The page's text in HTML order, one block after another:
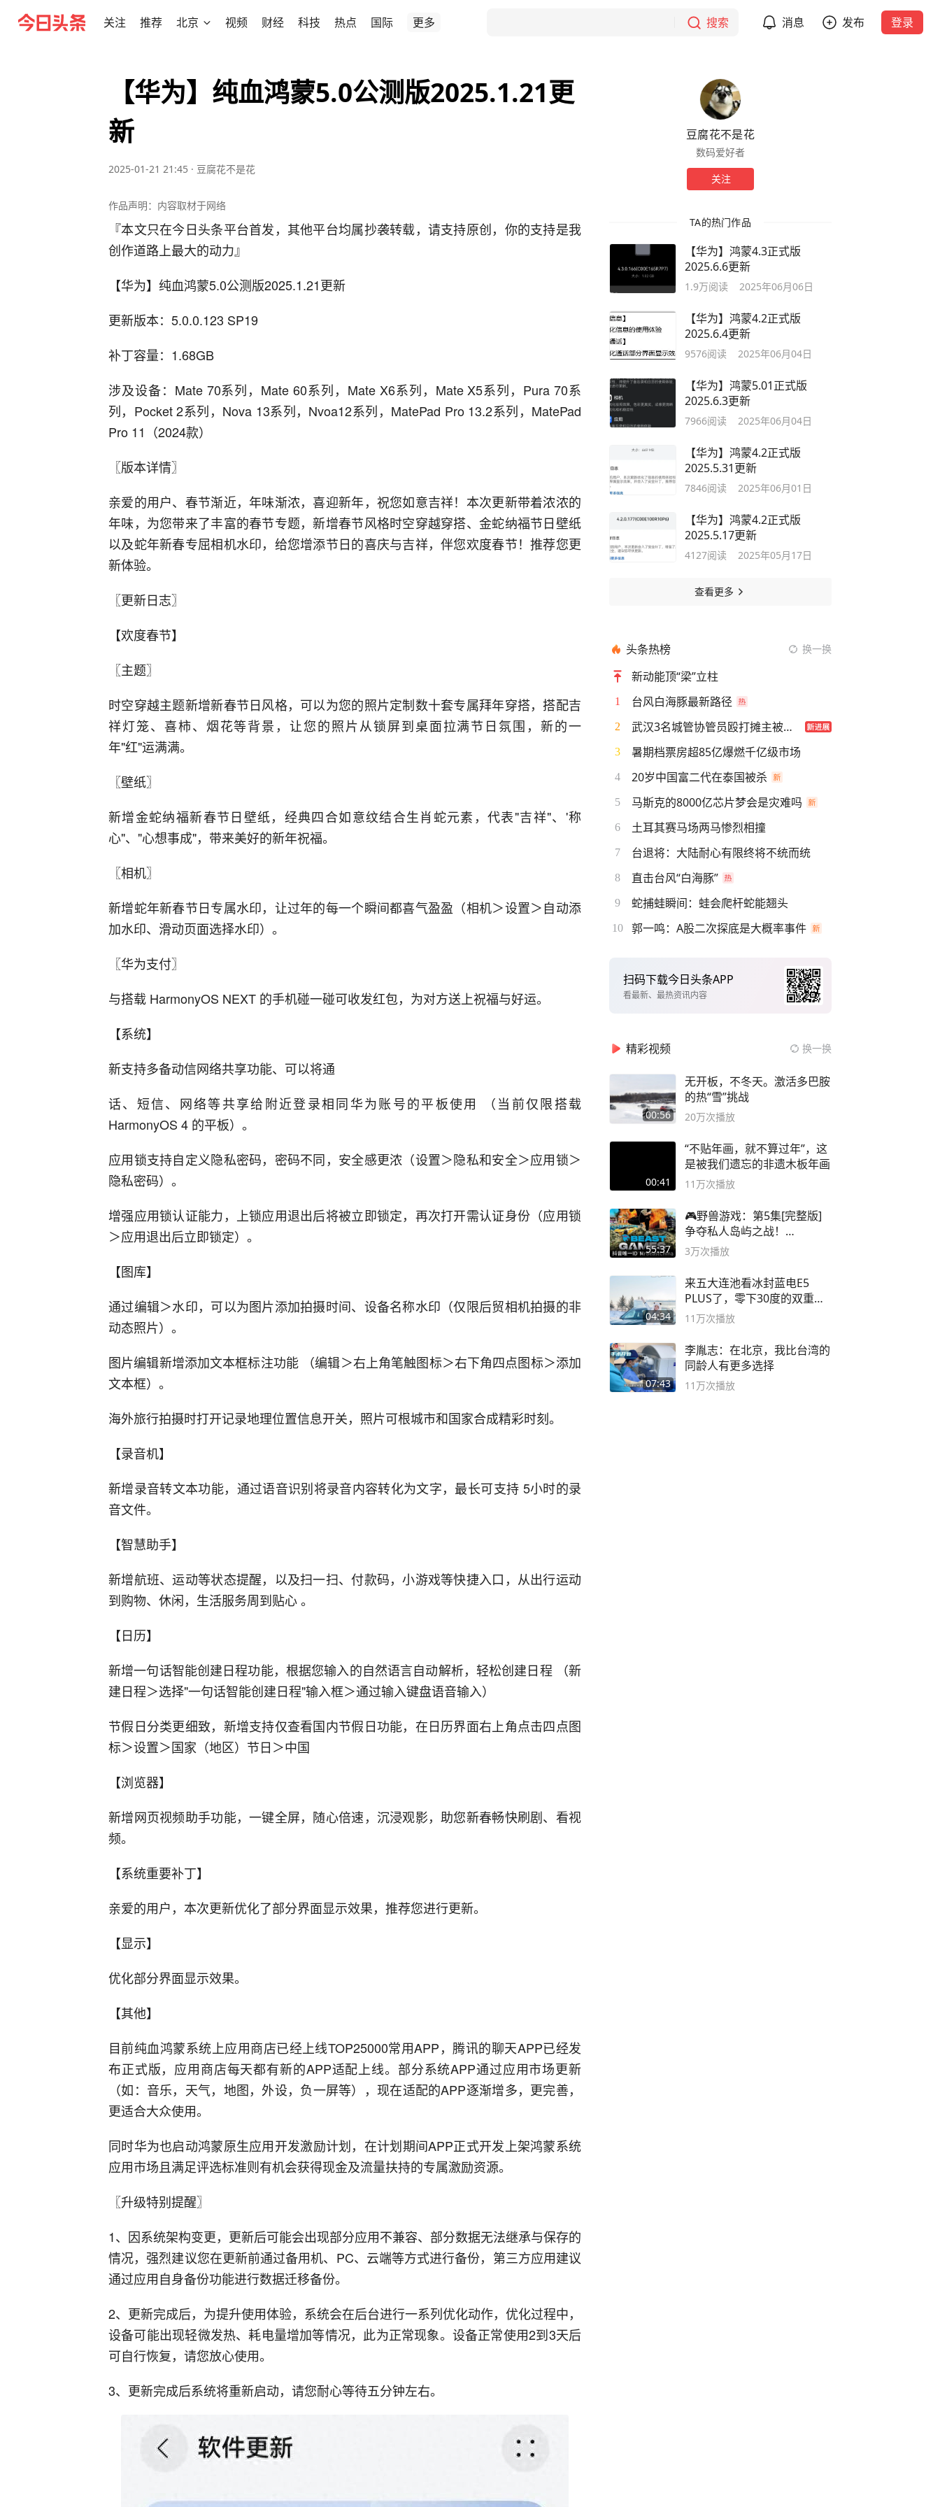
关注 推荐 北京 视频 财经 科技 热点 国际 更多 搜索 消息 发布 登录
【华为】纯血鸿蒙5.0公测版2025.1.21更
新
2025-01-21 21:45 · 豆腐花不是花
作品声明：内容取材于网络
『本文只在今日头条平台首发，其他平台均属抄袭转载，请支持原创，你的支持是我
创作道路上最大的动力』
【华为】纯血鸿蒙5.0公测版2025.1.21更新
更新版本：5.0.0.123 SP19
补丁容量：1.68GB
涉及设备：Mate 70系列，Mate 60系列，Mate X6系列，Mate X5系列，Pura 70系
列，Pocket 2系列，Nova 13系列，Nvoa12系列，MatePad Pro 13.2系列，MatePad
Pro 11（2024款）
〖版本详情〗
亲爱的用户、春节渐近，年味渐浓，喜迎新年，祝您如意吉祥！本次更新带着浓浓的
年味，为您带来了丰富的春节专题，新增春节风格时空穿越穿搭、金蛇纳福节日壁纸
以及蛇年新春专屈相机水印，给您增添节日的喜庆与吉祥，伴您欢度春节！推荐您更
新体验。
〖更新日志〗
【欢度春节】
〖主题〗
时空穿越主题新增新春节日风格，可以为您的照片定制数十套专属拜年穿搭，搭配吉
祥灯笼、喜柿、烟花等背景，让您的照片从锁屏到桌面拉满节日氛围，新的一
年"红"运满满。
〖壁纸〗
新增金蛇纳福新春节日壁纸，经典四合如意纹结合生肖蛇元素，代表"吉祥"、'称
心"、"心想事成"，带来美好的新年祝福。
〖相机〗
新增蛇年新春节日专属水印，让过年的每一个瞬间都喜气盈盈（相机＞设置＞自动添
加水印、滑动页面选择水印）。
〖华为支付〗
与搭载 HarmonyOS NEXT 的手机碰一碰可收发红包，为对方送上祝福与好运。
【系统】
新支持多备动信网络共享功能、可以将通
话、短信、网络等共享给附近登录相同华为账号的平板使用 （当前仅限搭载
HarmonyOS 4 的平板）。
应用锁支持自定义隐私密码，密码不同，安全感更浓（设置＞隐私和安全＞应用锁＞
隐私密码）。
增强应用锁认证能力，上锁应用退出后将被立即锁定，再次打开需认证身份（应用锁
＞应用退出后立即锁定）。
【图库】
通过编辑＞水印，可以为图片添加拍摄时间、设备名称水印（仅限后贸相机拍摄的非
动态照片）。
图片编辑新增添加文本框标注功能 （编辑＞右上角笔触图标＞右下角四点图标＞添加
文本框）。
海外旅行拍摄时打开记录地理位置信息开关，照片可根城市和国家合成精彩时刻。
【录音机】
新增录音转文本功能，通过语音识别将录音内容转化为文字，最长可支持 5小时的录
音文件。
【智慧助手】
新增航班、运动等状态提醒，以及扫一扫、付款码，小游戏等快捷入口，从出行运动
到购物、休闲，生活服务周到贴心 。
【日历】
新增一句话智能创建日程功能，根据您输入的自然语言自动解析，轻松创建日程 （新
建日程＞选择"一句话智能创建日程"输入框＞通过输入键盘语音输入）
节假日分类更细致，新增支持仅查看国内节假日功能，在日历界面右上角点击四点图
标＞设置＞国家（地区）节日＞中国
【浏览器】
新增网页视频助手功能，一键全屏，随心倍速，沉浸观影，助您新春畅快刷剧、看视
频。
【系统重要补丁】
亲爱的用户，本次更新优化了部分界面显示效果，推荐您进行更新。
【显示】
优化部分界面显示效果。
【其他】
目前纯血鸿蒙系统上应用商店已经上线TOP25000常用APP，腾讯的聊天APP已经发
布正式版，应用商店每天都有新的APP适配上线。部分系统APP通过应用市场更新
（如：音乐，天气，地图，外设，负一屏等），现在适配的APP逐渐增多，更完善，
更适合大众使用。
同时华为也启动鸿蒙原生应用开发激励计划，在计划期间APP正式开发上架鸿蒙系统
应用市场且满足评选标准则有机会获得现金及流量扶持的专属激励资源。
〖升级特别提醒〗
1、因系统架构变更，更新后可能会出现部分应用不兼容、部分数据无法继承与保存的
情况，强烈建议您在更新前通过备用机、PC、云端等方式进行备份，第三方应用建议
通过应用自身备份功能进行数据迁移备份。
2、更新完成后，为提升使用体验，系统会在后台进行一系列优化动作，优化过程中，
设备可能出现轻微发热、耗电量增加等情况，此为正常现象。设备正常使用2到3天后
可自行恢复，请您放心使用。
3、更新完成后系统将重新启动，请您耐心等待五分钟左右。
豆腐花不是花
数码爱好者
关注
TA的热门作品
【华为】鸿蒙4.3正式版
2025.6.6更新
1.9万阅读 2025年06月06日
【华为】鸿蒙4.2正式版
2025.6.4更新
9576阅读 2025年06月04日
【华为】鸿蒙5.01正式版
2025.6.3更新
7966阅读 2025年06月04日
【华为】鸿蒙4.2正式版
2025.5.31更新
7846阅读 2025年06月01日
【华为】鸿蒙4.2正式版
2025.5.17更新
4127阅读 2025年05月17日
查看更多
头条热榜 换一换
新动能顶“梁”立柱
1 台风白海豚最新路径
2 武汉3名城管协管员殴打摊主被刑拘
3 暑期档票房超85亿爆燃千亿级市场
4 20岁中国富二代在泰国被杀
5 马斯克的8000亿芯片梦会是灾难吗
6 土耳其赛马场两马惨烈相撞
7 台退将：大陆耐心有限终将不统而统
8 直击台风“白海豚”
9 蛇捕蛙瞬间：蛙会爬杆蛇能翘头
10 郭一鸣：A股二次探底是大概率事件
扫码下载今日头条APP
看最新、最热资讯内容
精彩视频 换一换
00:56
无开板，不冬天。激活多巴胺
的热“雪”挑战
20万次播放
00:41
“不贴年画，就不算过年”，这
是被我们遗忘的非遗木板年画
11万次播放
55:37
🎮野兽游戏：第5集[完整版]
争夺私人岛屿之战！
#MrBeastChina
3万次播放
04:34
来五大连池看冰封蓝电E5
PLUS了，零下30度的双重冰
封40小时全录
11万次播放
07:43
李胤志：在北京，我比台湾的
同龄人有更多选择
11万次播放